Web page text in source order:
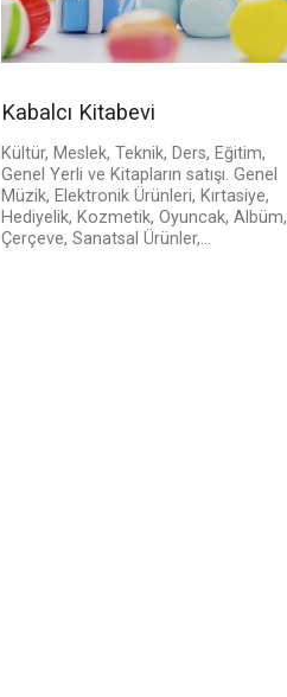
Kabalcı Kitabevi
Kültür, Meslek, Teknik, Ders, Eğitim,
Genel Yerli ve Kitapların satışı. Genel
Müzik, Elektronik Ürünleri, Kırtasiye,
Hediyelik, Kozmetik, Oyuncak, Albüm,
Çerçeve, Sanatsal Ürünler,...